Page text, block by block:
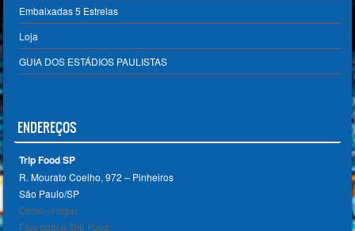
Embaixadas 5 Estrelas
Loja
GUIA DOS ESTÁDIOS PAULISTAS
ENDEREÇOS
Trip Food SP
R. Mourato Coelho, 972 – Pinheiros
São Paulo/SP ‎
Como chegar
Fale com o Trip Food